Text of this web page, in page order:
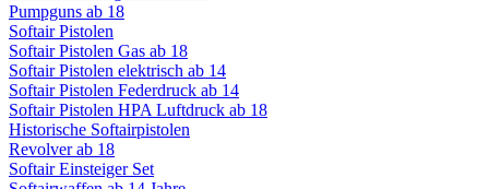
Pumpguns ab 18
Softair Pistolen
Softair Pistolen Gas ab 18
Softair Pistolen elektrisch ab 14
Softair Pistolen Federdruck ab 14
Softair Pistolen HPA Luftdruck ab 18
Historische Softairpistolen
Revolver ab 18
Softair Einsteiger Set